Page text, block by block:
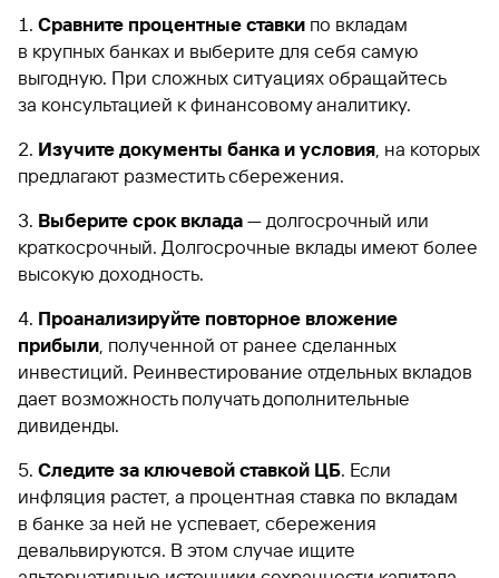
Сравните процентные ставки по вкладам
в крупных банках и выберите для себя самую
выгодную. При сложных ситуациях обращайтесь
за консультацией к финансовому аналитику.
Изучите документы банка и условия , на которых
предлагают разместить сбережения.
Выберите срок вклада — долгосрочный или
краткосрочный. Долгосрочные вклады имеют более
высокую доходность.
Проанализируйте повторное вложение
прибыли , полученной от ранее сделанных
инвестиций. Реинвестирование отдельных вкладов
дает возможность получать дополнительные
дивиденды.
Следите за ключевой ставкой ЦБ. Если
инфляция растет, а процентная ставка по вкладам
в банке за ней не успевает, сбережения
девальвируются. В этом случае ищите